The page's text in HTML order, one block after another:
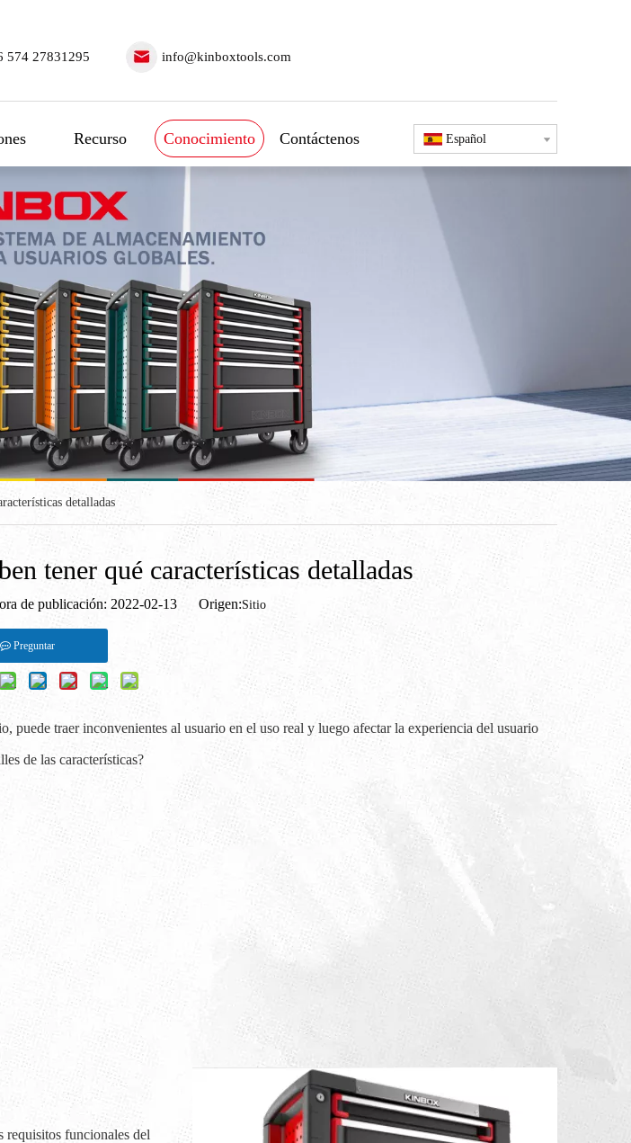
574 27831295 info@kinboxtools.com
Recurso Conocimiento Contáctenos Español
detalladas
tener qué características detalladas
de publicación: 2022-02-13 Origen:Sitio
Preguntar
puede traer inconvenientes al usuario en el uso real y luego afectar la experiencia del usuario
de las características?
requisitos funcionales del